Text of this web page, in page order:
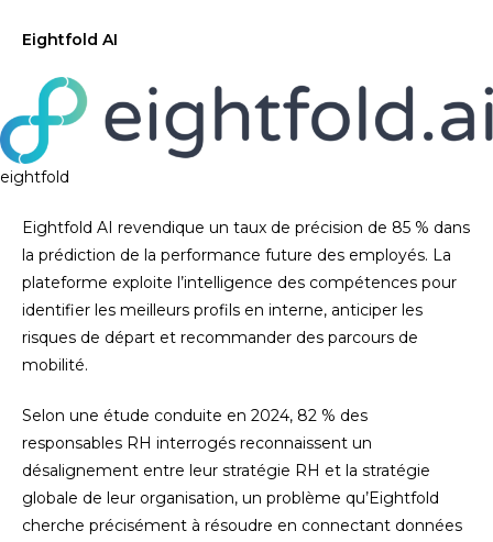
Eightfold AI
eightfold
Eightfold AI revendique un taux de précision de 85 % dans
la prédiction de la performance future des employés. La
plateforme exploite l’intelligence des compétences pour
identifier les meilleurs profils en interne, anticiper les
risques de départ et recommander des parcours de
mobilité.
Selon une étude conduite en 2024, 82 % des
responsables RH interrogés reconnaissent un
désalignement entre leur stratégie RH et la stratégie
globale de leur organisation, un problème qu’Eightfold
cherche précisément à résoudre en connectant données